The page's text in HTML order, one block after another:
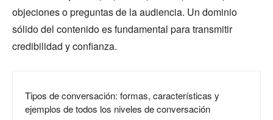
objeciones o preguntas de la audiencia. Un dominio
sólido del contenido es fundamental para transmitir
credibilidad y confianza.
Tipos de conversación: formas, características y
ejemplos de todos los niveles de conversación